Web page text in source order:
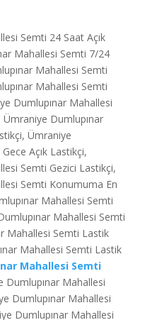
Semti 24 Saat Açık
Mahallesi Semti 7/24
Mahallesi Semti
Mahallesi Semti
Dumlupınar Mahallesi
Ümraniye Dumlupınar
Ümraniye
Açık Lastikçi,
Semti Gezici Lastikçi,
Semti Konumuma En
Mahallesi Semti
Mahallesi Semti
Mahallesi Semti Lastik
Mahallesi Semti Lastik
Mahallesi Semti
Dumlupınar Mahallesi
Dumlupınar Mahallesi
Dumlupınar Mahallesi